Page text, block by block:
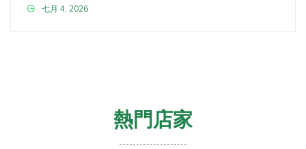
七月 4, 2026
熱門店家